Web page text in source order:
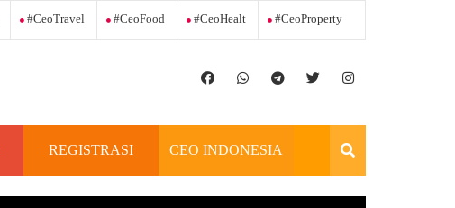
#ceoTravel #ceoFood #ceoHealt #ceoProperty
REGISTRASI CEO INDONESIA
OFFICIAL